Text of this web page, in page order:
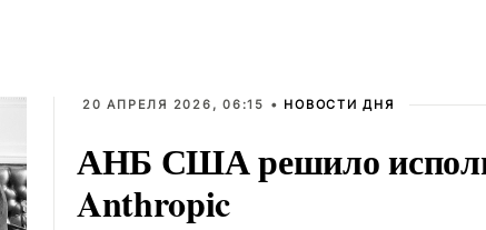
20 АПРЕЛЯ 2026, 06:15 • НОВОСТИ ДНЯ
АНБ США решило
Anthropic